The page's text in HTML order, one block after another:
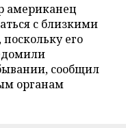
американец
с близкими
его
сообщил
органам